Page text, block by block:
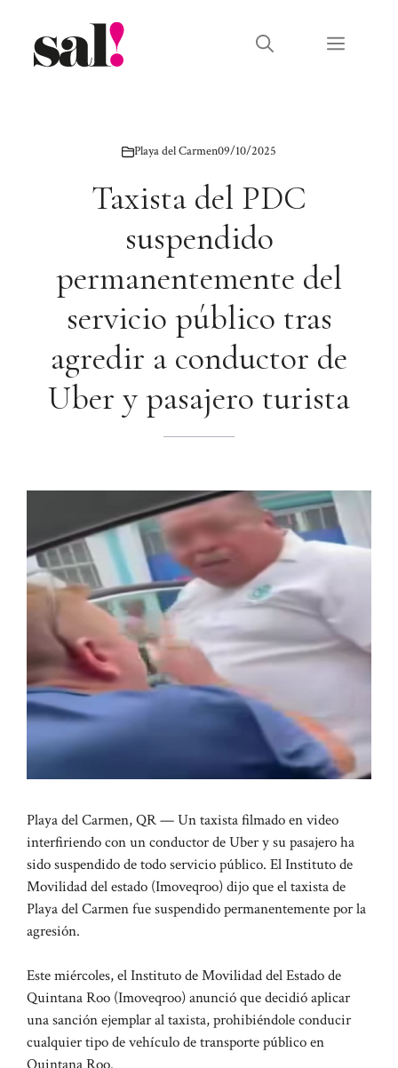
contenido
Menú
Playa del Carmen09/10/2025
Taxista del PDC
suspendido
permanentemente del
servicio público tras
agredir a conductor de
Uber y pasajero turista
Playa del Carmen, QR — Un taxista filmado en video
interfiriendo con un conductor de Uber y su pasajero ha
sido suspendido de todo servicio público. El Instituto de
Movilidad del estado (Imoveqroo) dijo que el taxista de
Playa del Carmen fue suspendido permanentemente por la
agresión.
Este miércoles, el Instituto de Movilidad del Estado de
Quintana Roo (Imoveqroo) anunció que decidió aplicar
una sanción ejemplar al taxista, prohibiéndole conducir
cualquier tipo de vehículo de transporte público en